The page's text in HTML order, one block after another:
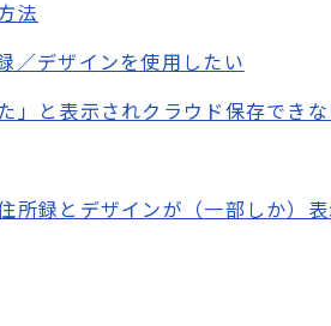
法
／デザインを使用したい
」と表示されクラウド保存でき
所録とデザインが（一部しか）